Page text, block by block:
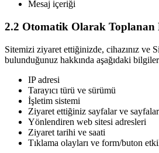
Mesaj içeriği
2.2 Otomatik Olarak Toplanan
Sitemizi ziyaret ettiğinizde, cihazınız ve
bulunduğunuz hakkında aşağıdaki
IP adresi
Tarayıcı türü ve sürümü
İşletim sistemi
Ziyaret ettiğiniz sayfalar ve
Yönlendiren web sitesi adresleri
Ziyaret tarihi ve saati
Tıklama olayları ve form/buton